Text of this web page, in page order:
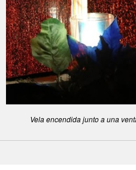
Vela encendida junto a una